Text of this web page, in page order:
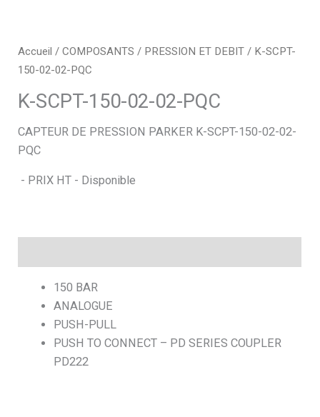
r
c
e
Accueil /COMPOSANTS / PRESSION ET DEBIT / K-SCPT-
150-02-02-PQC
K-SCPT-150-02-02-PQC
CAPTEUR DE PRESSION PARKER K-SCPT-150-02-02-
PQC
- PRIX HT - Disponible
150 BAR
ANALOGUE
PUSH-PULL
PUSH TO CONNECT – PD SERIES COUPLER
PD222